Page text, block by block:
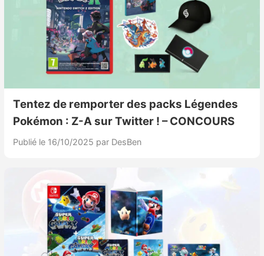
Tentez de remporter des packs Légendes
Pokémon : Z-A sur Twitter ! – CONCOURS
Publié le 16/10/2025 par DesBen